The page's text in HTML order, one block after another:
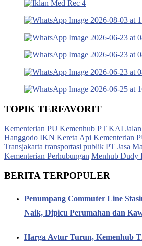
TOPIK TERFAVORIT
Kementerian PU Kemenhub PT KAI
Hanggodo IKN Kereta Api Kementerian
Transjakarta transportasi publik PT Jasa
Kementerian Perhubungan Menhub Dudy
BERITA TERPOPULER
Penumpang Commuter Line
Naik, Dipicu Perumahan dan
Harga Avtur Turun, Kemenhub